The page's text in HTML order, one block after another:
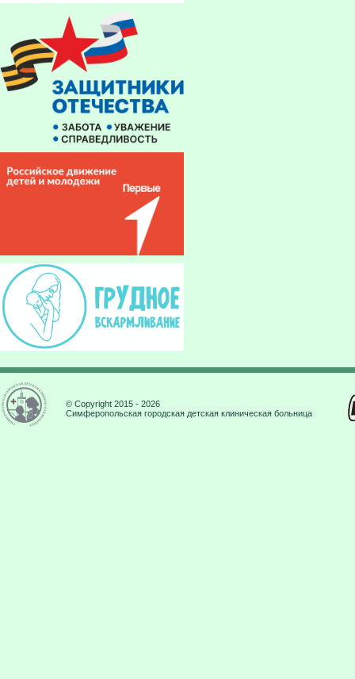
© Copyright 2015 - 2026
Симферопольская городская детская клиническая больница